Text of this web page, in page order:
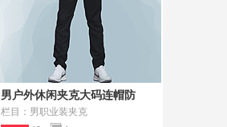
男户外休闲夹克大码连帽防
栏目：男职业装夹克